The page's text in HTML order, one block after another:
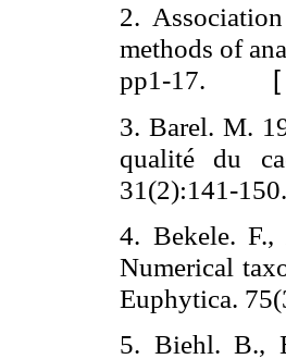
2.
methods of
pp1-17.
[
3. Barel. M.
qualité du
31(2):141-150.
4. Bekele.
Numerical
Euphytica.
5. Biehl. B.,